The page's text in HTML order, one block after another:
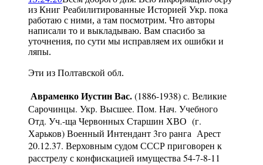
из Книг Реабилитированные Историей Укр. пока
работаю с ними, а там посмотрим. Что авторы
написали то и выкладываю. Вам спасибо за
уточнения, по сути мы исправляем их ошибки и
ляпы.
Эти из Полтавской обл.
Авраменко Иустин Вас.(1886-1938) с. Великие
Сарочинцы. Укр. Высшее. Пом. Нач. Учебного
Отд. Уч.-ща Червонных Старшин ХВО (г.
Харьков) Военный Интендант 3го ранга Арест
20.12.37. Верховным судом СССР приговорен к
расстрелу с конфискацией имущества 54-7-8-11